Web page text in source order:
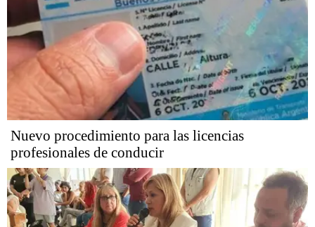
Nuevo procedimiento para las licencias
profesionales de conducir